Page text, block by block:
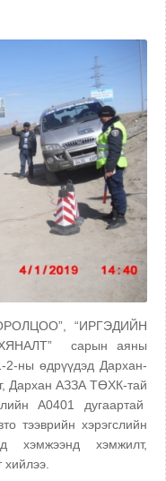
“ИРГЭДИЙН
сарын аяны
2-ны өдрүүдэд Дархан-
Дархан АЗЗА ТӨХК-тай
А0401 дугаартай
тээврийн хэрэгслийн
хэмжээнд хэмжилт,